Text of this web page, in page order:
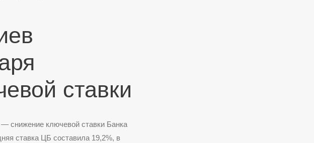
ставки
снижение ключевой ставки Банка
ставка ЦБ составила 19,2%, в